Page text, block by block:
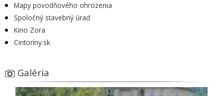
Mapy povodňového ohrozenia
Spoločný stavebný úrad
Kino Zora
Cintoríny.sk
Galéria